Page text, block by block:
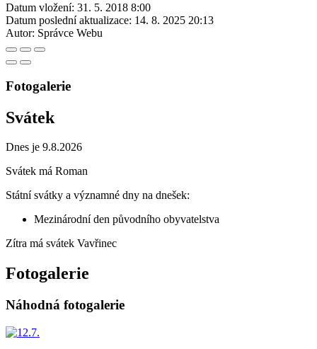
Datum vložení: 31. 5. 2018 8:00
Datum poslední aktualizace: 14. 8. 2025 20:13
Autor: Správce Webu
Fotogalerie
Svátek
Dnes je 9.8.2026
Svátek má Roman
Státní svátky a významné dny na dnešek:
Mezinárodní den původního obyvatelstva
Zítra má svátek Vavřinec
Fotogalerie
Náhodná fotogalerie